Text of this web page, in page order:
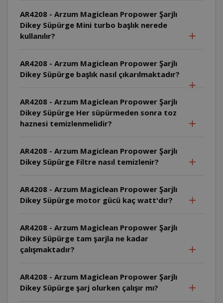
AR4208 - Arzum Magiclean Propower Şarjlı
Dikey Süpürge Mini turbo başlık nerede
kullanılır?
AR4208 - Arzum Magiclean Propower Şarjlı
Dikey Süpürge başlık nasıl çıkarılmaktadır?
AR4208 - Arzum Magiclean Propower Şarjlı
Dikey Süpürge Her süpürmeden sonra toz
haznesi temizlenmelidir?
AR4208 - Arzum Magiclean Propower Şarjlı
Dikey Süpürge Filtre nasıl temizlenir?
AR4208 - Arzum Magiclean Propower Şarjlı
Dikey Süpürge motor gücü kaç watt'dır?
AR4208 - Arzum Magiclean Propower Şarjlı
Dikey Süpürge tam şarjla ne kadar
çalışmaktadır?
AR4208 - Arzum Magiclean Propower Şarjlı
Dikey Süpürge şarj olurken çalışır mı?